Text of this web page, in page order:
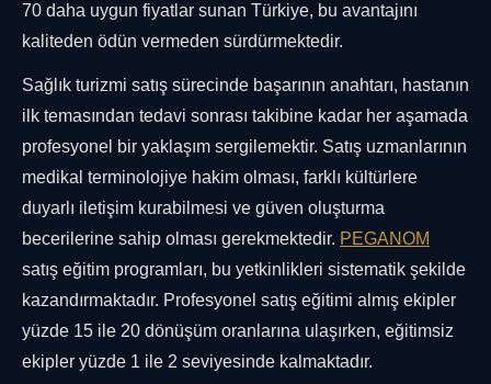
70 daha uygun fiyatlar sunan Türkiye, bu avantajını
kaliteden ödün vermeden sürdürmektedir.
Sağlık turizmi satış sürecinde başarının anahtarı, hastanın
ilk temasından tedavi sonrası takibine kadar her aşamada
profesyonel bir yaklaşım sergilemektir. Satış uzmanlarının
medikal terminolojiye hakim olması, farklı kültürlere
duyarlı iletişim kurabilmesi ve güven oluşturma
becerilerine sahip olması gerekmektedir. PEGANOM
satış eğitim programları, bu yetkinlikleri sistematik şekilde
kazandırmaktadır. Profesyonel satış eğitimi almış ekipler
yüzde 15 ile 20 dönüşüm oranlarına ulaşırken, eğitimsiz
ekipler yüzde 1 ile 2 seviyesinde kalmaktadır.